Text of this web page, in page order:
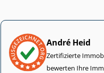
André Heid
Zertifizierte
bewerten Ihre